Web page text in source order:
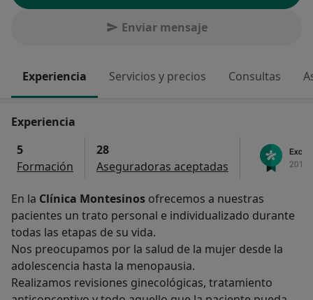
Enviar mensaje
Experiencia Servicios y precios Consultas
Experiencia
5
Formación
28
Aseguradoras aceptadas
En la Clínica Montesinos ofrecemos a nuestras
pacientes un trato personal e individualizado durante
todas las etapas de su vida.
Nos preocupamos por la salud de la mujer desde la
adolescencia hasta la menopausia.
Realizamos revisiones ginecológicas, tratamiento